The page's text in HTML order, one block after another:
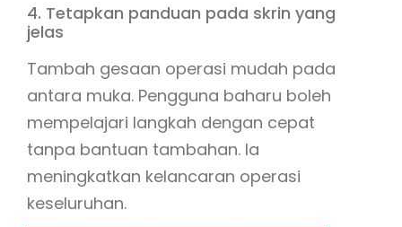
4. Tetapkan panduan pada skrin yang
jelas
Tambah gesaan operasi mudah pada
antara muka. Pengguna baharu boleh
mempelajari langkah dengan cepat
tanpa bantuan tambahan. Ia
meningkatkan kelancaran operasi
keseluruhan.